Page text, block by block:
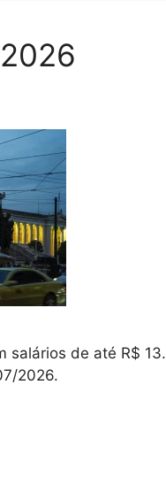
de até R$
2026.